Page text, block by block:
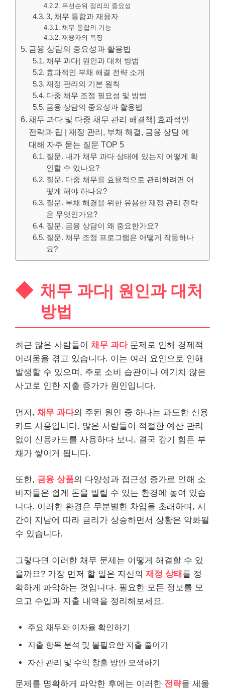
우선순위 정리의 중요성
3, 채무 통합과 재융자
채무 통합의 기능
재융자의 특징
금융 상담의 중요성과 활용법
채무 과다| 원인과 대처 방법
효과적인 부채 해결 전략 소개
재정 관리의 기본 원칙
다중 채무 조정 필요성 및 방법
금융 상담의 중요성과 활용법
채무 과다 및 다중 채무 관리 해결책| 효과적인
전략과 팁 | 재정 관리, 부채 해결, 금융 상담 에
대해 자주 묻는 질문 TOP 5
질문. 내가 채무 과다 상태에 있는지 어떻게 확
인할 수 있나요?
질문. 다중 채무를 효율적으로 관리하려면 어
떻게 해야 하나요?
질문. 부채 해결을 위한 유용한 재정 관리 전략
은 무엇인가요?
질문. 금융 상담이 왜 중요한가요?
질문. 채무 조정 프로그램은 어떻게 작동하나
요?
채무 과다| 원인과 대처
방법
최근 많은 사람들이 채무 과다문제로 인해 경제적
어려움을 겪고 있습니다. 이는 여러 요인으로 인해
발생할 수 있으며, 주로 소비 습관이나 예기치 않은
사고로 인한 지출 증가가 원인입니다.
먼저, 채무 과다의 주된 원인 중 하나는 과도한 신용
카드 사용입니다. 많은 사람들이 적절한 예산 관리
없이 신용카드를 사용하다 보니, 결국 갚기 힘든 부
채가 쌓이게 됩니다.
또한, 금융 상품의 다양성과 접근성 증가로 인해 소
비자들은 쉽게 돈을 빌릴 수 있는 환경에 놓여 있습
니다. 이러한 환경은 무분별한 차입을 초래하며, 시
간이 지남에 따라 금리가 상승하면서 상황은 악화될
수 있습니다.
그렇다면 이러한 채무 문제는 어떻게 해결할 수 있
을까요? 가장 먼저 할 일은 자신의 재정 상태 를 정
확하게 파악하는 것입니다. 필요한 모든 정보를 모
으고 수입과 지출 내역을 정리해보세요.
주요 채무와 이자율 확인하기
지출 항목 분석 및 불필요한 지출 줄이기
자산 관리 및 수익 창출 방안 모색하기
문제를 명확하게 파악한 후에는 이러한 전략을 세울